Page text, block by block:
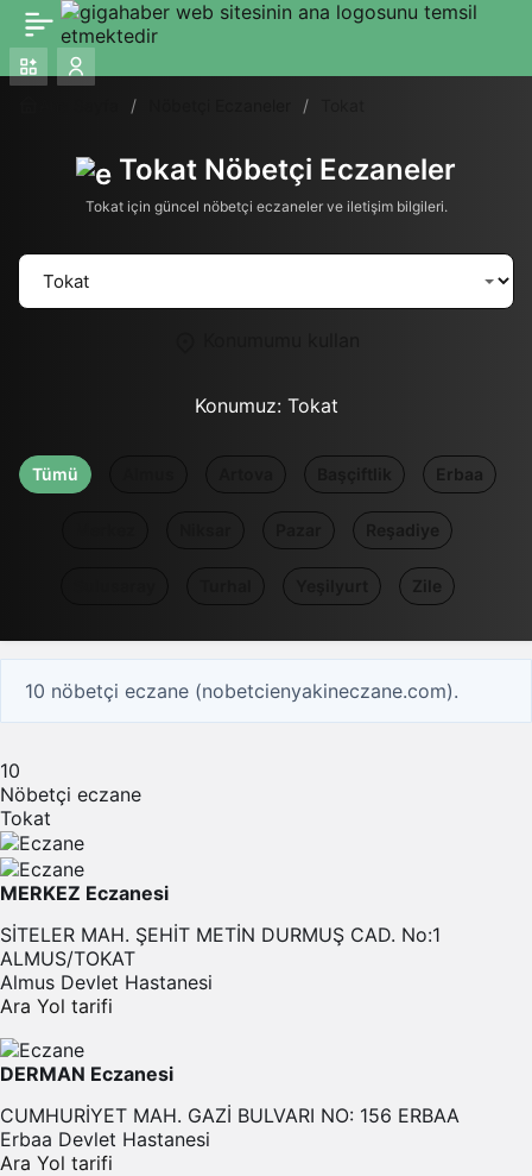
Tokat Nöbetçi Eczaneler
Tokat için güncel nöbetçi eczaneler ve iletişim bilgileri.
Konumuz: Tokat
Tümü Erbaa
Reşadiye
Zile
10 nöbetçi eczane (nobetcienyakineczane.com).
10
Nöbetçi eczane
Tokat
MERKEZ Eczanesi
SİTELER MAH. ŞEHİT METİN DURMUŞ CAD. No:1
ALMUS/TOKAT
Almus Devlet Hastanesi
Ara Yol tarifi
DERMAN Eczanesi
CUMHURİYET MAH. GAZİ BULVARI NO: 156 ERBAA
Erbaa Devlet Hastanesi
Ara Yol tarifi